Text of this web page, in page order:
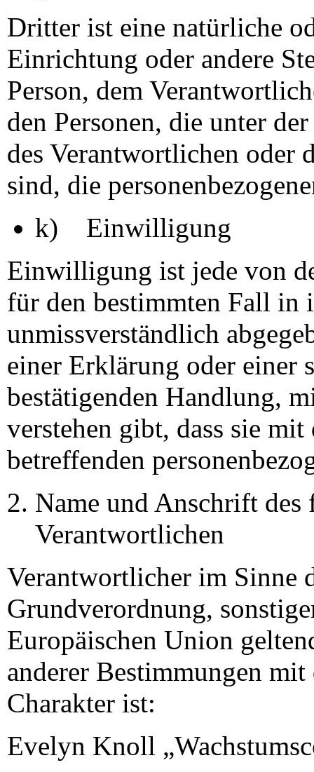
Dritter ist eine natürliche
Einrichtung oder andere
Person, dem
den Personen, die unter
des Verantwortlichen oder
sind, die
k) Einwilligung
Einwilligung ist jede von
für den bestimmten Fall in
unmissverständlich
einer Erklärung oder einer
bestätigenden Handlung,
verstehen gibt, dass sie
betreffenden
Name und Anschrift des
Verantwortlichen
Verantwortlicher im Sinne
Grundverordnung,
Europäischen Union
anderer Bestimmungen
Charakter ist:
Evelyn Knoll